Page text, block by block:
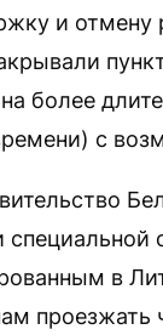
и отмену
более
с
специальной
в
проезжать